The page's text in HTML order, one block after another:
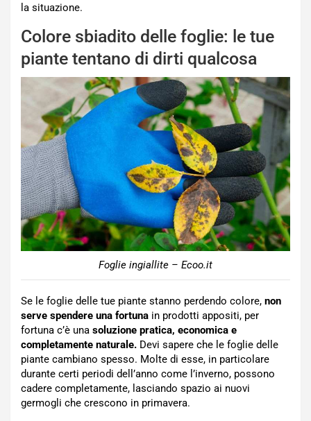
la situazione.
Colore sbiadito delle foglie: le tue
piante tentano di dirti qualcosa
Foglie ingiallite – Ecoo.it
Se le foglie delle tue piante stanno perdendo colore, non
serve spendere una fortuna in prodotti appositi, per
fortuna c’è una soluzione pratica, economica e
completamente naturale. Devi sapere che le foglie delle
piante cambiano spesso. Molte di esse, in particolare
durante certi periodi dell’anno come l’inverno, possono
cadere completamente, lasciando spazio ai nuovi
germogli che crescono in primavera.